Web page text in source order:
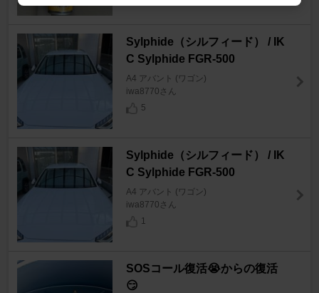
Sylphide（シルフィード） / IK
C Sylphide FGR-500
A4 アバント (ワゴン)
iwa8770さん
5
Sylphide（シルフィード） / IK
C Sylphide FGR-500
A4 アバント (ワゴン)
iwa8770さん
1
SOSコール復活😭からの復活
😏